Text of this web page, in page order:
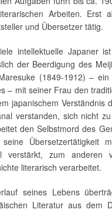
Arbeiten. Erst
und Übersetzer tätig.
intellektuelle Japaner
der Beerdigung des
(1849-1912) –
– mit seiner Frau den
japanischem Verständnis
verstanden, sich nicht
den Selbstmord des
Übersetzertätigkeit
verstärkt, zum anderen
literarisch verarbeitet.
seines Lebens
Literatur aus dem